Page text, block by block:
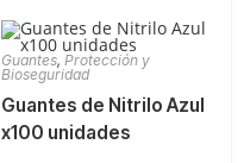
Guantes, Protección y
Bioseguridad
Guantes de Nitrilo Azul
x100 unidades